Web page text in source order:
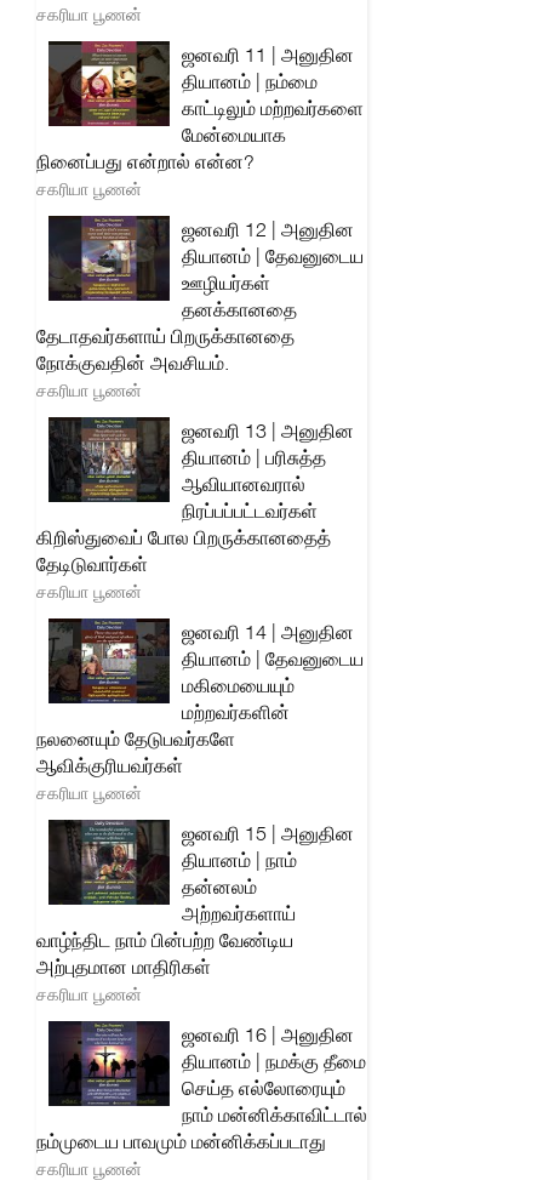
சகரியா பூணன்
ஜனவரி 11 | அனுதின
தியானம் | நம்மை
காட்டிலும் மற்றவர்களை
மேன்மையாக
நினைப்பது என்றால் என்ன?
சகரியா பூணன்
ஜனவரி 12 | அனுதின
தியானம் | தேவனுடைய
ஊழியர்கள்
தனக்கானதை
தேடாதவர்களாய் பிறருக்கானதை
நோக்குவதின் அவசியம்.
சகரியா பூணன்
ஜனவரி 13 | அனுதின
தியானம் | பரிசுத்த
ஆவியானவரால்
நிரப்பப்பட்டவர்கள்
கிறிஸ்துவைப் போல பிறருக்கானதைத்
தேடிடுவார்கள்
சகரியா பூணன்
ஜனவரி 14 | அனுதின
தியானம் | தேவனுடைய
மகிமையையும்
மற்றவர்களின்
நலனையும் தேடுபவர்களே
ஆவிக்குரியவர்கள்
சகரியா பூணன்
ஜனவரி 15 | அனுதின
தியானம் | நாம்
தன்னலம்
அற்றவர்களாய்
வாழ்ந்திட நாம் பின்பற்ற வேண்டிய
அற்புதமான மாதிரிகள்
சகரியா பூணன்
ஜனவரி 16 | அனுதின
தியானம் | நமக்கு தீமை
செய்த எல்லோரையும்
நாம் மன்னிக்காவிட்டால்
நம்முடைய பாவமும் மன்னிக்கப்படாது
சகரியா பூணன்